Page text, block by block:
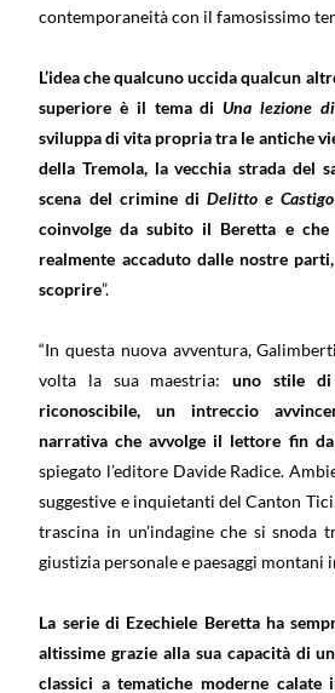
contemporaneità con il famosissimo
L’idea che qualcuno uccida qualcun
superiore è il tema diUna lezione
sviluppa di vita propria tra le antiche
della Tremola, la vecchia strada del
scena del crimine di Delitto e Castigo
coinvolge da subito il Beretta e che
realmente accaduto dalle nostre
scoprire”.
“In questa nuova avventura,
volta la sua maestria:uno stile di
riconoscibile, un intreccio
narrativa che avvolge il lettore fin
spiegato l’editore Davide Radice.
suggestive e inquietanti del Canton
trascina in un’indagine che si snoda
giustizia personale e paesaggi
La serie di Ezechiele Beretta ha
altissime grazie alla sua capacità di
classici a tematiche moderne